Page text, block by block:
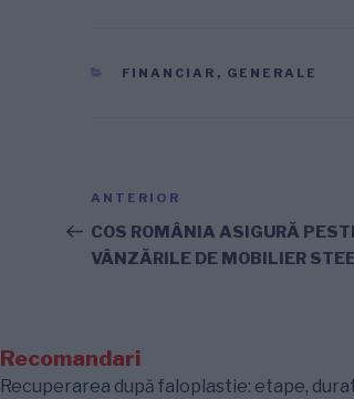
CATEGORII
FINANCIAR , GENERALE
Navigare
în
articole
Articolul
anterior
ANTERIOR
COS ROMÂNIA ASIGURĂ
VÂNZĂRILE DE MOBILIER
Recomandari
Recuperarea după faloplastie: etape,